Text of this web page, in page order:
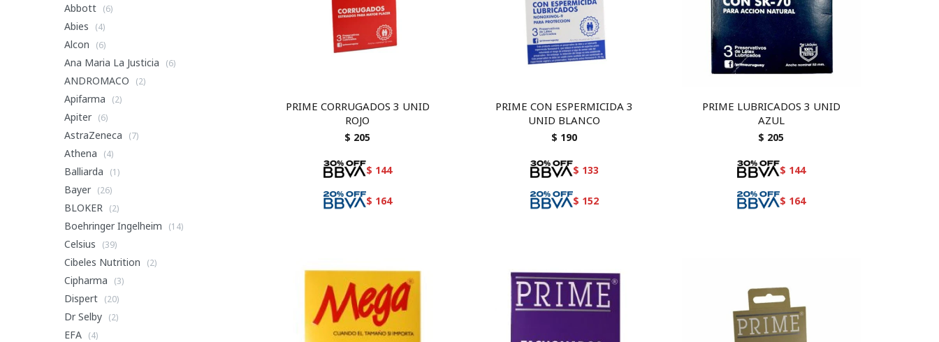
PRIME CORRUGADOS 3 UNID
ROJO
$ 205
$ 144
$ 164
PRIME CON ESPERMICIDA 3
UNID BLANCO
$ 190
$ 133
$ 152
PRIME LUBRICADOS 3 UNID
AZUL
$ 205
$ 144
$ 164
Abbott (6)
Abies (4)
Alcon (6)
Ana Maria La Justicia (6)
ANDROMACO (2)
Apifarma (2)
Apiter (6)
AstraZeneca (7)
Athena (4)
Balliarda (1)
Bayer (26)
BLOKER (2)
Boehringer Ingelheim (14)
Celsius (39)
Cibeles Nutrition (2)
Cipharma (3)
Dispert (20)
Dr Selby (2)
EFA (4)